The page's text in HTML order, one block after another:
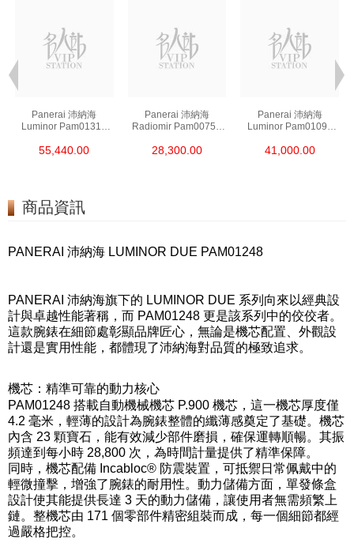
Panerai 沛納海
Luminor Pam01312
55,440.00
Panerai 沛納海
Radiomir Pam00753
28,300.00
Panerai 沛納海
Luminor Pam01090
41,000.00
商品資訊
PANERAI 沛納海 LUMINOR DUE PAM01248
PANERAI 沛納海旗下的 LUMINOR DUE 系列向來以經典設
計與卓越性能著稱，而 PAM01248 更是該系列中的佼佼者。
這款腕錶在細節處彰顯品牌匠心，無論是機芯配置、外觀設
計還是實用性能，都體現了沛納海對品質的極致追求。
機芯：精準可靠的動力核心
PAM01248 搭載自動機械機芯 P.900 機芯，這一機芯厚度僅
4.2 毫米，輕薄的設計為腕錶整體的纖薄感奠定了基礎。機芯
內含 23 顆寶石，能有效減少部件磨損，確保運轉順暢。其振
頻達到每小時 28,800 次，為時間計量提供了精準保障。
同時，機芯配備 Incabloc® 防震裝置，可抵禦日常佩戴中的
輕微撞擊，增強了腕錶的耐用性。動力儲備方面，單發條盒
設計使其能提供長達 3 天的動力儲備，讓使用者無需頻繁上
鏈。整機芯由 171 個零部件精密組裝而成，每一個細節都經
過嚴格把控。